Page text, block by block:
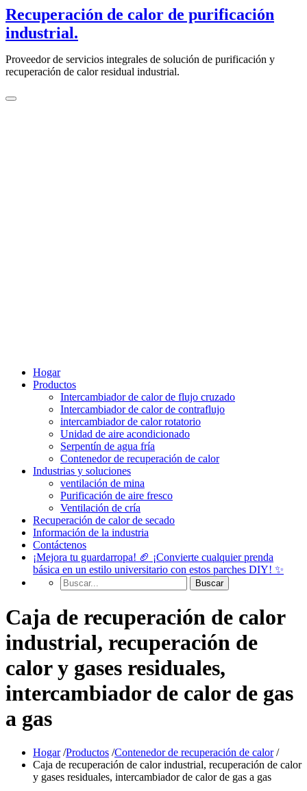
saltar
al
contenido
Recuperación de calor de purificación
industrial.
Proveedor de servicios integrales de solución de purificación y
recuperación de calor residual industrial.
Hogar
Productos
Intercambiador de calor de flujo cruzado
Intercambiador de calor de contraflujo
intercambiador de calor rotatorio
Unidad de aire acondicionado
Serpentín de agua fría
Contenedor de recuperación de calor
Industrias y soluciones
ventilación de mina
Purificación de aire fresco
Ventilación de cría
Recuperación de calor de secado
Información de la industria
Contáctenos
¡Mejora tu guardarropa! 🏈 ¡Convierte cualquier prenda
básica en un estilo universitario con estos parches DIY! ✨
Caja de recuperación de calor
industrial, recuperación de
calor y gases residuales,
intercambiador de calor de gas
a gas
Hogar/Productos /Contenedor de recuperación de calor/
Caja de recuperación de calor industrial, recuperación de calor
y gases residuales, intercambiador de calor de gas a gas